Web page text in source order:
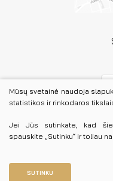
Mūsų svetainė naudoja
statistikos ir rinkodaros
Jei Jūs sutinkate, kad
spauskite „Sutinku“ ir toliau
SUTINKU